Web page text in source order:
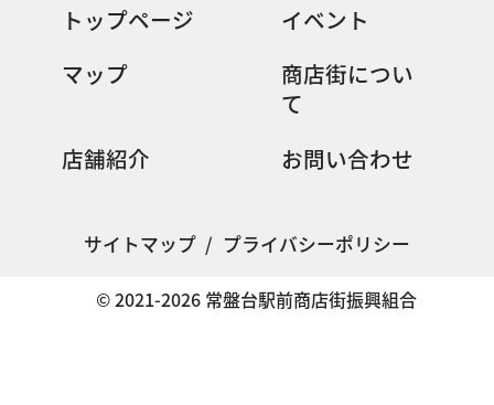
トップページ
イベント
マップ
商店街につい
て
店舗紹介
お問い合わせ
サイトマップ / プライバシーポリシー
© 2021-2026 常盤台駅前商店街振興組合